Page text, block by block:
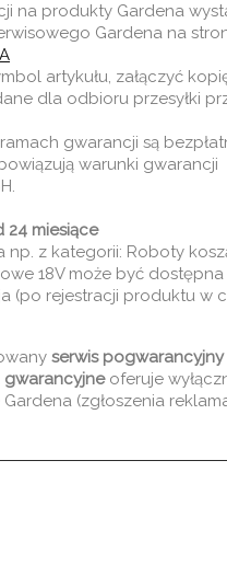
na produkty Gardena
Gardena na
artykułu, załączyć
dla odbioru przesyłki
gwarancji są
warunki gwarancji
24 miesiące
z kategorii: Roboty
18V może być dostępna
(po rejestracji produktu w
serwis pogwarancyjny
gwarancyjneoferuje
(zgłoszenia